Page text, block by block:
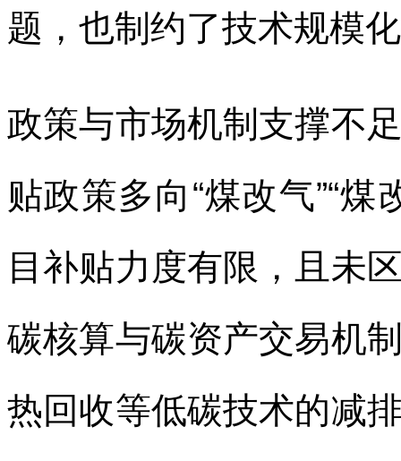
题，也制约了技术规模
政策与市场机制支撑不
贴政策多向“煤改气”“
目补贴力度有限，且未
碳核算与碳资产交易机
热回收等低碳技术的减